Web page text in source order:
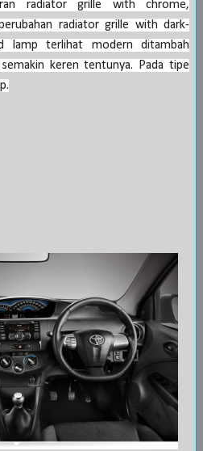
radiator grille with chrome,
radiator grille with dark-
lamp terlihat modern ditambah
keren tentunya. Pada tipe